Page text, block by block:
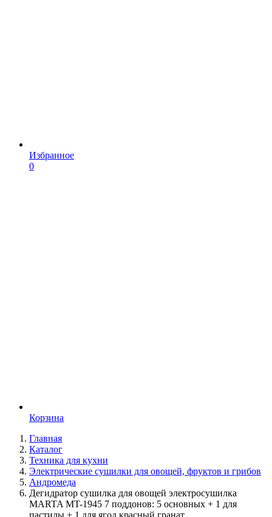
Избранное
0
Корзина
Главная
Каталог
Техника для кухни
Электрические сушилки для овощей, фруктов и грибов
Андромеда
Дегидратор сушилка для овощей электросушилка
MARTA MT-1945 7 поддонов: 5 основных + 1 для
пастилы + 1 для ягод красный гранат